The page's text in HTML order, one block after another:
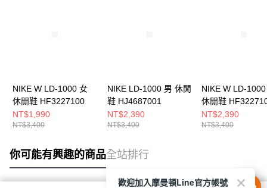
NIKE W LD-1000 女
休閒鞋 HF3227100
NT$1,990
NT$3,400
NIKE LD-1000 男 休閒
鞋 HJ4687001
NT$2,390
NT$3,400
NIKE W LD-
休閒鞋
NT$2,390
NT$3,400
你可能有興趣的商品全站排行
歡迎加入摩曼頓Line官方帳號